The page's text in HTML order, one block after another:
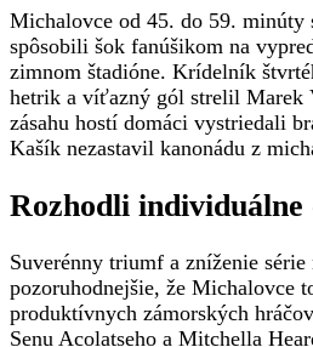
Michalovce od 45. do 59.
spôsobili šok fanúšikom na
zimnom štadióne. Krídelník
hetrik a víťazný gól strelil Marek
zásahu hostí domáci vystriedali
Kašík nezastavil kanonádu z
Rozhodli individuálne
Suverénny triumf a zníženie
pozoruhodnejšie, že Michalovce
produktívnych zámorských
Senu Acolatseho a Mitchella